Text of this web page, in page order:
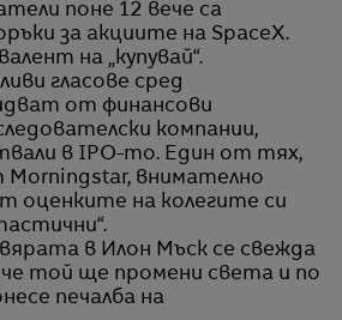
поне 12 вече са
за акциите на SpaceX.
на „купувай“.
гласове сред
от финансови
компании,
в IPO-то. Един от тях,
Morningstar, внимателно
оценките на колегите си
в Илон Мъск се свежда
той ще промени света и по
печалба на